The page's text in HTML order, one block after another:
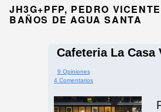
JH3G+PFP, PEDRO
BAÑOS DE AGUA SANTA
Cafeteria La Casa
9 Opiniones
4 Comentarios